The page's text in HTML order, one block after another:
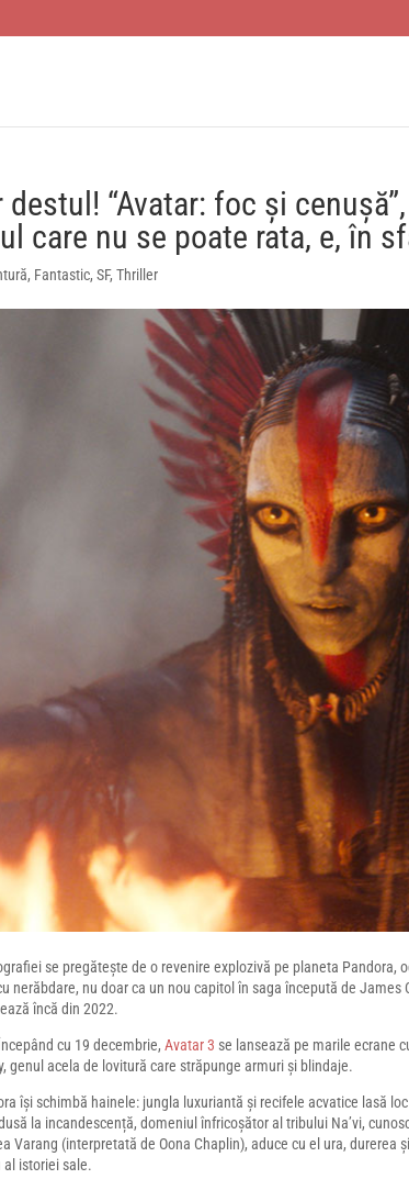
“Avatar: foc și
care nu se poate rata, e, în
, Fantastic,SF,Thriller
se pregătește de o revenire explozivă pe planeta Pandora,
nerăbdare, nu doar ca un nou capitol în saga începută de
încă din 2022.
cu 19 decembrie,Avatar 3 se lansează pe marile ecrane
genul acela de lovitură care străpunge armuri și blindaje.
își schimbă hainele: jungla luxuriantă și recifele acvatice lasă
la incandescență, domeniul înfricoșător al tribului Na’vi,
Varang (interpretată de Oona Chaplin), aduce cu el ura, durerea
istoriei sale.